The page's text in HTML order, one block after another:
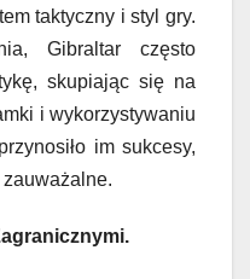
taktyczny i styl gry.
Gibraltar często
skupiając się na
i wykorzystywaniu
im sukcesy,